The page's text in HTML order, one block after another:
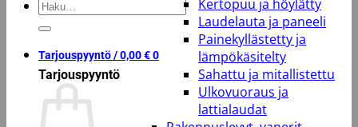
Etsi:
Tarjouspyyntö /0,00€0
Tarjouspyyntö
Kertopuu ja höylätty
Laudelauta ja paneeli
Painekyllästetty ja
lämpökäsitelty
Sahattu ja mitallistettu
Ulkovuoraus ja
lattialaudat